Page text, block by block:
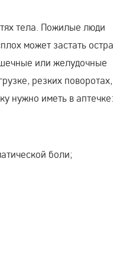
тела. Пожилые люди
может застать
или желудочные
резких поворотах,
нужно иметь в аптечке:
боли;